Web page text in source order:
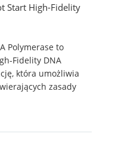
Start High-Fidelity
Polymerase to
Fidelity DNA
która umożliwia
zasady